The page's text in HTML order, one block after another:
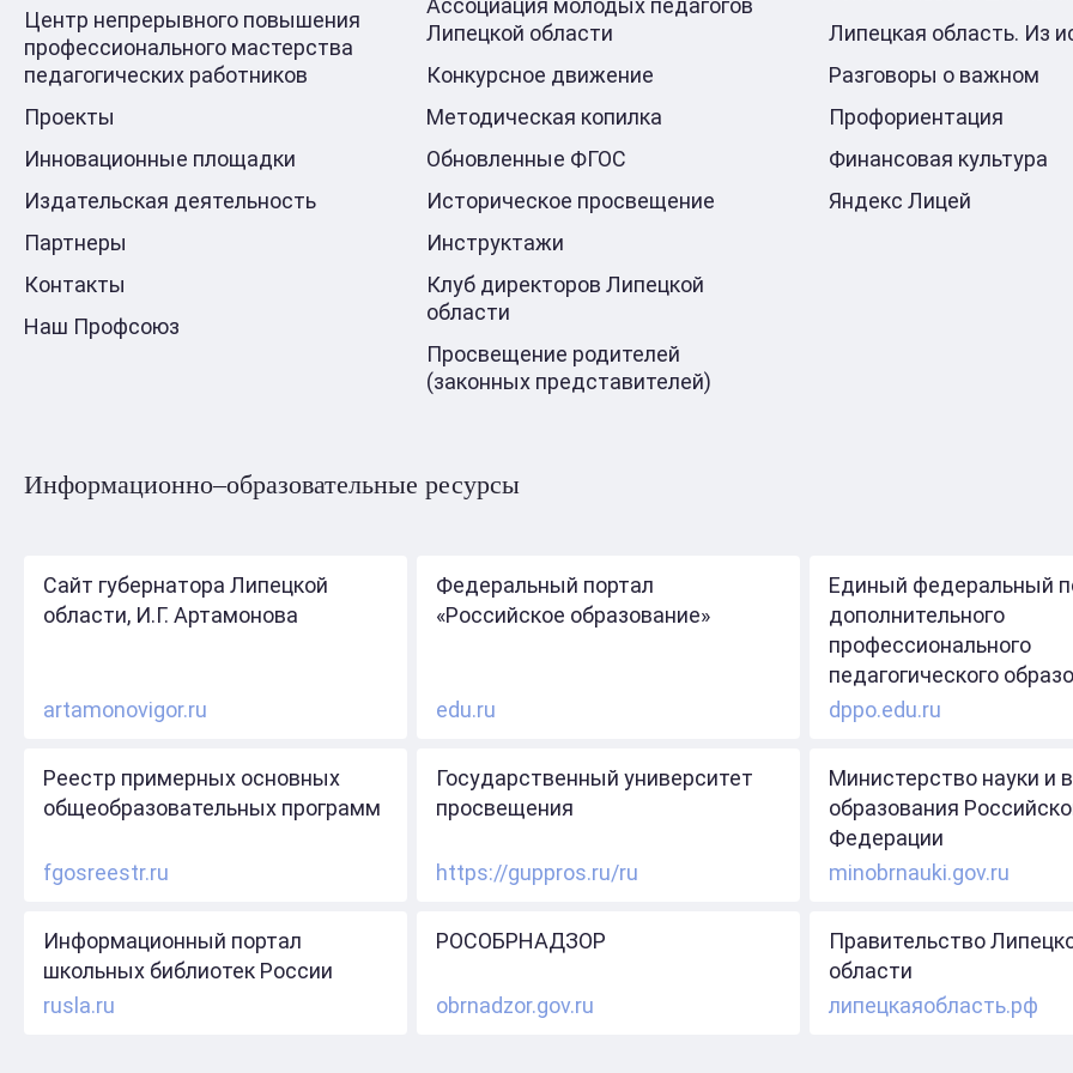
Центр непрерывного повышения
профессионального мастерства
педагогических работников
Проекты
Инновационные площадки
Издательская деятельность
Партнеры
Контакты
Наш Профсоюз
Ассоциация молодых педагогов
Липецкой области
Конкурсное движение
Методическая копилка
Обновленные ФГОС
Историческое просвещение
Инструктажи
Клуб директоров Липецкой
области
Просвещение родителей
(законных представителей)
Липецкая область. Из
Разговоры о важном
Профориентация
Финансовая культура
Яндекс Лицей
Информационно–образовательные ресурсы
Сайт губернатора Липецкой
области, И.Г. Артамонова
artamonovigor.ru
Федеральный портал
«Российское образование»
edu.ru
Единый федеральный
дополнительного
профессионального
педагогического
dppo.edu.ru
Реестр примерных основных
общеобразовательных программ
fgosreestr.ru
Государственный университет
просвещения
https://guppros.ru/ru
Министерство науки и
образования
Федерации
minobrnauki.gov.ru
Информационный портал
школьных библиотек России
rusla.ru
РОСОБРНАДЗОР
obrnadzor.gov.ru
Правительство
области
липецкаяобласть.рф